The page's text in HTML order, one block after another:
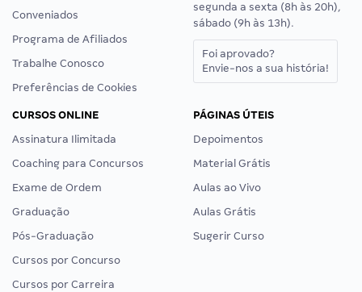
Conveniados
Programa de Afiliados
Trabalhe Conosco
Preferências de Cookies
segunda a sexta (8h às 20h),
sábado (9h às 13h).
Foi aprovado?
Envie-nos a sua história!
CURSOS ONLINE
Assinatura Ilimitada
Coaching para Concursos
Exame de Ordem
Graduação
Pós-Graduação
Cursos por Concurso
Cursos por Carreira
PÁGINAS ÚTEIS
Depoimentos
Material Grátis
Aulas ao Vivo
Aulas Grátis
Sugerir Curso